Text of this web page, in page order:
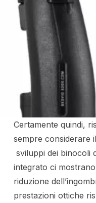
Certamente quindi,
sempre considerare
sviluppi dei binocoli
integrato ci
riduzione
prestazioni ottiche